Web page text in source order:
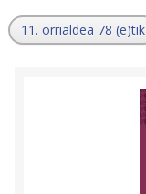
11. orrialdea 78 (e)tik